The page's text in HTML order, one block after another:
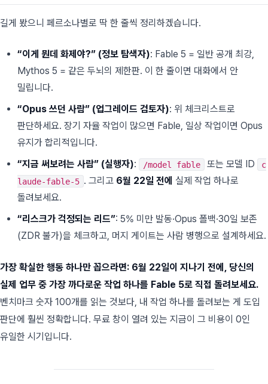
길게 봤으니 페르소나별로 딱 한 줄씩 정리하겠습니다.
“이게 뭔데 화제야?” (정보 탐색자): Fable 5 = 일반 공개 최강,
Mythos 5 = 같은 두뇌의 제한판. 이 한 줄이면 대화에서 안
밀립니다.
“Opus 쓰던 사람” (업그레이드 검토자): 위 체크리스트로
판단하세요. 장기 자율 작업이 많으면 Fable, 일상 작업이면 Opus
유지가 합리적입니다.
“지금 써보려는 사람” (실행자): /model fable 또는 모델 ID
c
laude-fable-5 . 그리고 6월 22일 전에 실제 작업 하나로
돌려보세요.
“리스크가 걱정되는 리드”: 5% 미만 발동·Opus 폴백·30일 보존
(ZDR 불가)을 체크하고, 머지 게이트는 사람 병행으로 설계하세요.
가장 확실한 행동 하나만 꼽으라면: 6월 22일이 지나기 전에, 당신의
실제 업무 중 가장 까다로운 작업 하나를 Fable 5로 직접 돌려보세요.
벤치마크 숫자 100개를 읽는 것보다, 내 작업 하나를 돌려보는 게 도입
판단에 훨씬 정확합니다. 무료 창이 열려 있는 지금이 그 비용이 0인
유일한 시기입니다.